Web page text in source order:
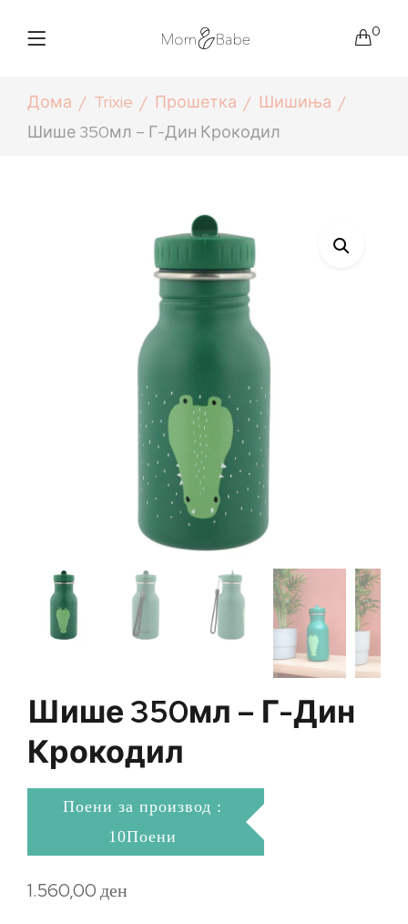
0
Дома Trixie Прошетка
Шишиња
Шише 350мл – Г-Дин Крокодил
Шише 350мл – Г-Дин
Крокодил
Поени за производ :
10Поени
1.560,00ден